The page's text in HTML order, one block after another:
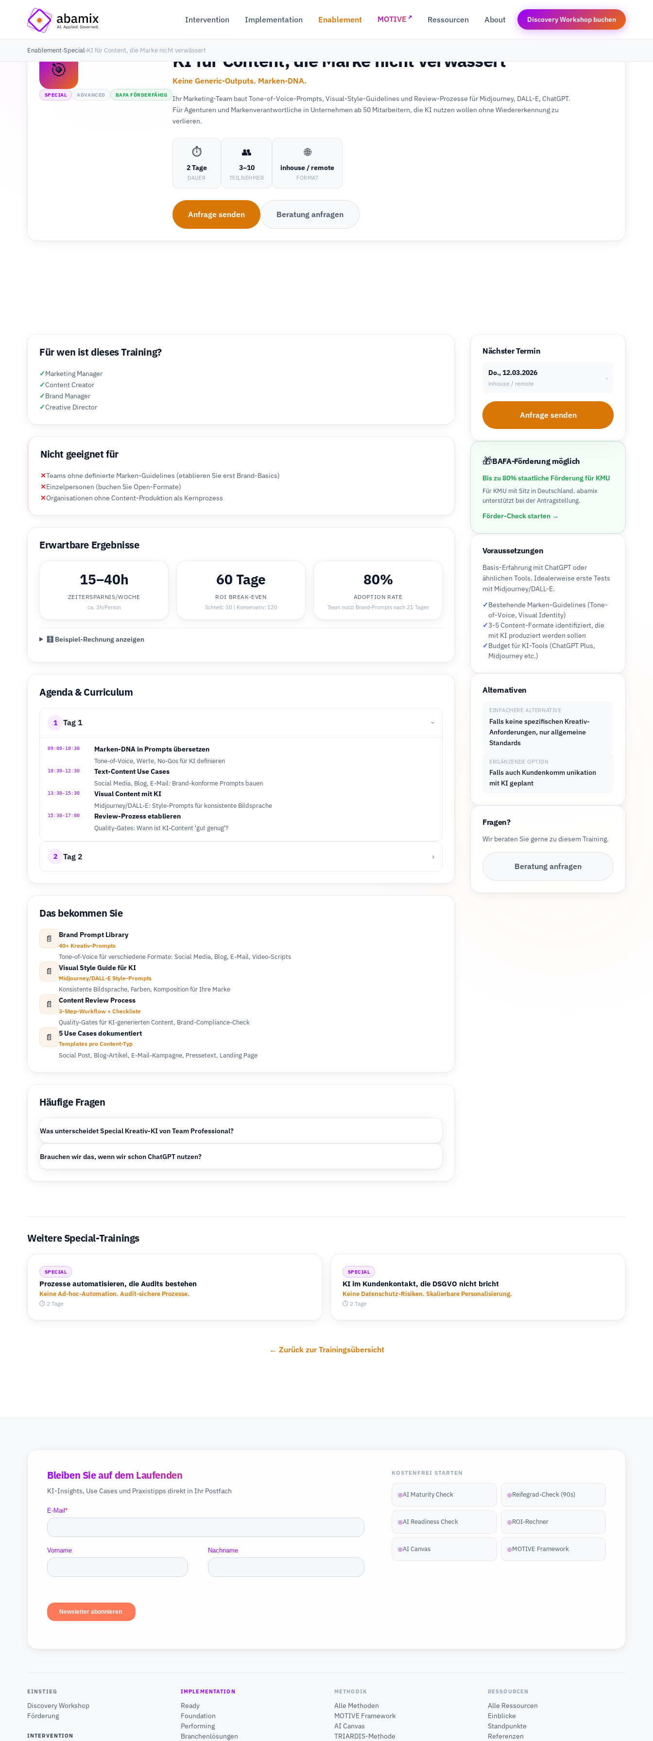
Intervention Implementation Enablement MOTIVE ↗ Ressourcen About Discovery Workshop buchen
Enablement›Special›KI für Content, die Marke nicht verwässert
🎯
SPECIAL ADVANCED BAFA FÖRDERFÄHIG
KI für Content, die Marke nicht verwässert
Keine Generic-Outputs. Marken-DNA.
Ihr Marketing-Team baut Tone-of-Voice-Prompts, Visual-Style-Guidelines und Review-Prozesse für Midjourney, DALL-E, ChatGPT.
Für Agenturen und Markenverantwortliche in Unternehmen ab 50 Mitarbeitern, die KI nutzen wollen ohne Wiedererkennung zu
verlieren.
⏱
2 Tage
DAUER
👥
3–10
TEILNEHMER
🌐
inhouse / remote
FORMAT
Anfrage senden Beratung anfragen
Für wen ist dieses Training?
✓Marketing Manager
✓Content Creator
✓Brand Manager
✓Creative Director
Nicht geeignet für
✕Teams ohne definierte Marken-Guidelines (etablieren Sie erst Brand-Basics)
✕Einzelpersonen (buchen Sie Open-Formate)
✕Organisationen ohne Content-Produktion als Kernprozess
Erwartbare Ergebnisse
15–40h
ZEITERSPARNIS/WOCHE
ca. 3h/Person
60 Tage
ROI BREAK-EVEN
Schnell: 30 | Konservativ: 120
80%
ADOPTION RATE
Team nutzt Brand-Prompts nach 21 Tagen
🧮 Beispiel-Rechnung anzeigen
Agenda & Curriculum
1 Tag 1 ›
09:00-10:30 Marken-DNA in Prompts übersetzen
Tone-of-Voice, Werte, No-Gos für KI definieren
10:30-12:30 Text-Content Use Cases
Social Media, Blog, E-Mail: Brand-konforme Prompts bauen
13:30-15:30 Visual Content mit KI
Midjourney/DALL-E: Style-Prompts für konsistente Bildsprache
15:30-17:00 Review-Prozess etablieren
Quality-Gates: Wann ist KI-Content 'gut genug'?
2 Tag 2 ›
Das bekommen Sie
📄 Brand Prompt Library
40+ Kreativ-Prompts
Tone-of-Voice für verschiedene Formate: Social Media, Blog, E-Mail, Video-Scripts
📄 Visual Style Guide für KI
Midjourney/DALL-E Style-Prompts
Konsistente Bildsprache, Farben, Komposition für Ihre Marke
📄 Content Review Process
3-Step-Workflow + Checkliste
Quality-Gates für KI-generierten Content, Brand-Compliance-Check
📄 5 Use Cases dokumentiert
Templates pro Content-Typ
Social Post, Blog-Artikel, E-Mail-Kampagne, Pressetext, Landing Page
Häufige Fragen
Was unterscheidet Special Kreativ-KI von Team Professional?
Brauchen wir das, wenn wir schon ChatGPT nutzen?
Nächster Termin
Do., 12.03.2026
inhouse / remote
›
Anfrage senden
🎁BAFA-Förderung möglich
Bis zu 80% staatliche Förderung für KMU
Für KMU mit Sitz in Deutschland. abamix
unterstützt bei der Antragstellung.
Förder-Check starten →
Voraussetzungen
Basis-Erfahrung mit ChatGPT oder
ähnlichen Tools. Idealerweise erste Tests
mit Midjourney/DALL-E.
✓Bestehende Marken-Guidelines (Tone-
of-Voice, Visual Identity)
✓3-5 Content-Formate identifiziert, die
mit KI produziert werden sollen
✓Budget für KI-Tools (ChatGPT Plus,
Midjourney etc.)
Alternativen
EINFACHERE ALTERNATIVE
Falls keine spezifischen Kreativ-
Anforderungen, nur allgemeine
Standards
ERGÄNZENDE OPTION
Falls auch Kundenkomm unikation
mit KI geplant
Fragen?
Wir beraten Sie gerne zu diesem Training.
Beratung anfragen
Weitere Special-Trainings
SPECIAL
Prozesse automatisieren, die Audits bestehen
Keine Ad-hoc-Automation. Audit-sichere Prozesse.
⏱ 2 Tage
SPECIAL
KI im Kundenkontakt, die DSGVO nicht bricht
Keine Datenschutz-Risiken. Skalierbare Personalisierung.
⏱ 2 Tage
← Zurück zur Trainingsübersicht
Bleiben Sie auf dem Laufenden
KI-Insights, Use Cases und Praxistipps direkt in Ihr Postfach
KOSTENFREI STARTEN
◎AI Maturity Check ◎Reifegrad-Check (90s)
◎AI Readiness Check ◎ROI-Rechner
◎AI Canvas ◎MOTIVE Framework
EINSTIEG
Discovery Workshop
Förderung
INTERVENTION
IMPLEMENTATION
Ready
Foundation
Performing
Branchenlösungen
METHODIK
Alle Methoden
MOTIVE Framework
AI Canvas
TRIARDIS-Methode
RESSOURCEN
Alle Ressourcen
Einblicke
Standpunkte
Referenzen